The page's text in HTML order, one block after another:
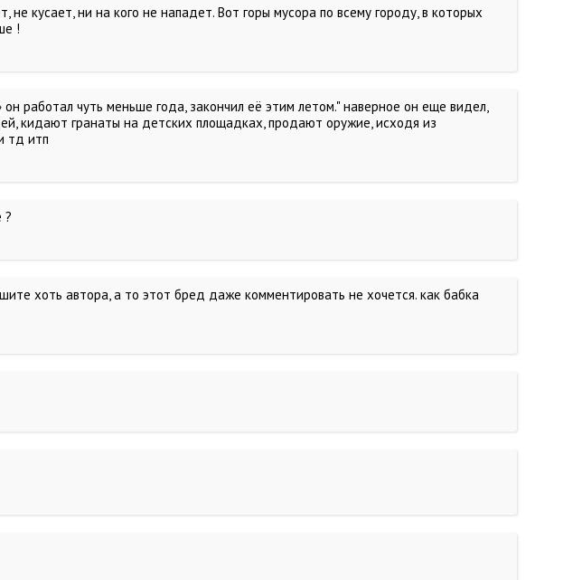
не кусает, ни на кого не нападет. Вот горы мусора по всему городу, в которых
!
работал чуть меньше года, закончил её этим летом." наверное он еще видел,
кидают гранаты на детских площадках, продают оружие, исходя из
тд итп
?
хоть автора, а то этот бред даже комментировать не хочется. как бабка